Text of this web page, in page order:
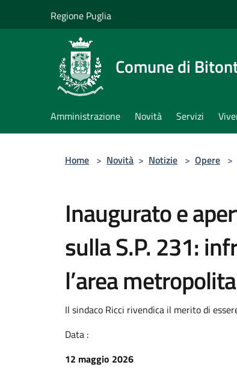
Regione Puglia
Comune di
Amministrazione Novità Servizi
Home > Novità > Notizie > Opere >
Inaugurato e
sulla S.P. 231:
l’area
Il sindaco Ricci rivendica il merito di
Data :
12 maggio 2026